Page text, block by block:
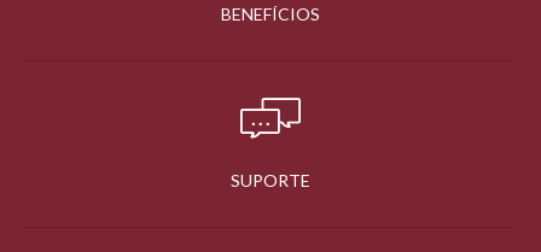
BENEFÍCIOS
SUPORTE